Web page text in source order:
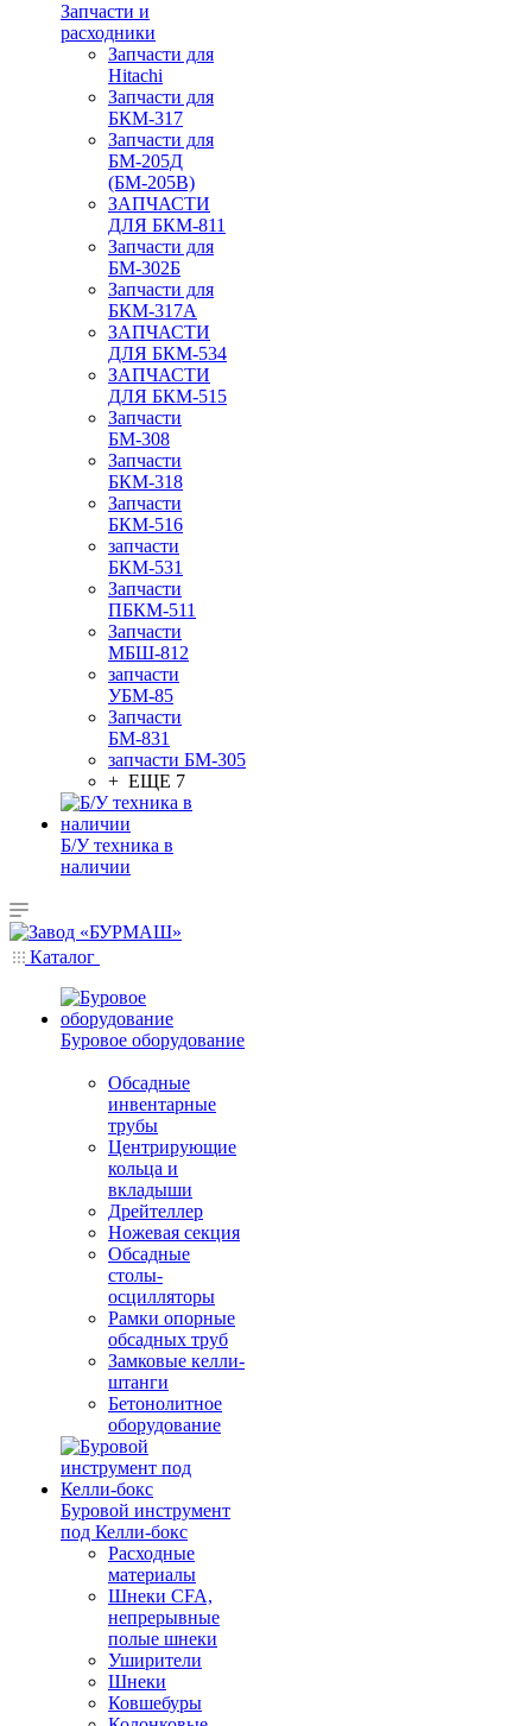
Запчасти и
расходники
Запчасти для
Hitachi
Запчасти для
БКМ-317
Запчасти для
БМ-205Д
(БМ-205В)
ЗАПЧАСТИ
ДЛЯ БКМ-811
Запчасти для
БМ-302Б
Запчасти для
БКМ-317А
ЗАПЧАСТИ
ДЛЯ БКМ-534
ЗАПЧАСТИ
ДЛЯ БКМ-515
Запчасти
БМ-308
Запчасти
БКМ-318
Запчасти
БКМ-516
запчасти
БКМ-531
Запчасти
ПБКМ-511
Запчасти
МБШ-812
запчасти
УБМ-85
Запчасти
БМ-831
запчасти БМ-305
+ ЕЩЕ 7
Б/У техника в
наличии
Каталог
Буровое оборудование
Обсадные
инвентарные
трубы
Центрирующие
кольца и
вкладыши
Дрейтеллер
Ножевая секция
Обсадные
столы-
осцилляторы
Рамки опорные
обсадных труб
Замковые келли-
штанги
Бетонолитное
оборудование
Буровой инструмент
под Келли-бокс
Расходные
материалы
Шнеки CFA,
непрерывные
полые шнеки
Уширители
Шнеки
Ковшебуры